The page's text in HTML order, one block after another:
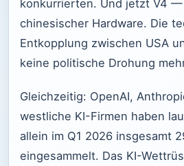
konkurrierten. Und jetzt V4
chinesischer Hardware. Die
Entkopplung zwischen USA
keine politische Drohung
Gleichzeitig: OpenAI,
westliche KI-Firmen haben
allein im Q1 2026 insgesamt
eingesammelt. Das KI-